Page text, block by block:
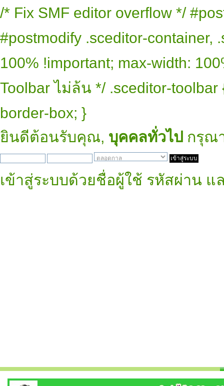
/* Fix SMF editor overflow */
#postmodify .sceditor-container,
100% !important; max-width:
Toolbar ไม่ล้น */ .sceditor-
border-box; }
ยินดีต้อนรับคุณ, บุคคลทั่วไป กรุณ
เข้าสู่ระบบด้วยชื่อผู้ใช้ รหัสผ่าน แ